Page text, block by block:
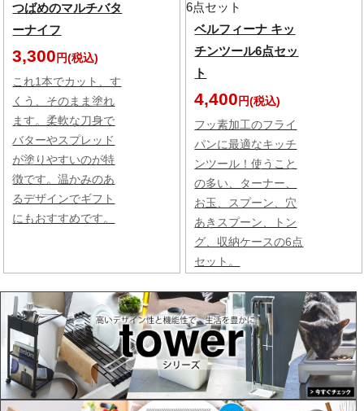
つばめのマルチバタ
ーナイフ
3,300 円(税込)
これ1本でカット、す
くう、そのまま塗れ
ます。柔軟な刀身で
バターやスプレッド
が塗りやすいのが特
徴です。温かみのあ
るデザインでギフト
にもおすすめです。
ベルフィーナ キッ
チンツール6点セッ
ト
4,400 円(税込)
フッ素加工のフライ
パンに最適なキッチ
ンツール！使うこと
の多い、ターナー、
お玉、スプーン、穴
あきスプーン、トン
グ、収納ケースの6点
セット。